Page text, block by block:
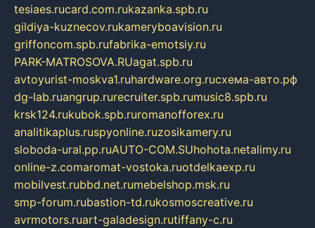
tesiaes.rucard.com.rukazanka.spb.ru
gildiya-kuznecov.rukameryboavision.ru
griffoncom.spb.rufabrika-emotsiy.ru
PARK-MATROSOVA.RUagat.spb.ru
avtoyurist-moskva1.ruhardware.org.ruсхема-авто.рф
dg-lab.ruangrup.rurecruiter.spb.rumusic8.spb.ru
krsk124.rukubok.spb.ruromanofforex.ru
analitikaplus.ruspyonline.ruzosikamery.ru
sloboda-ural.pp.ruAUTO-COM.SUhohota.netalimy.ru
online-z.comaromat-vostoka.ruotdelkaexp.ru
mobilvest.rubbd.net.rumebelshop.msk.ru
smp-forum.rubastion-td.rukosmoscreative.ru
avrmotors.ruart-galadesign.rutiffany-c.ru